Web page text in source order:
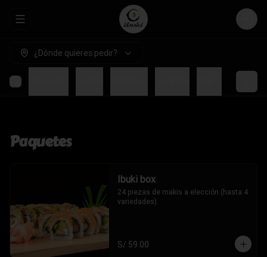
Abrir menu de navegación Login
¿Dónde quieres pedir?
Paquetes
Ibuki box
24 piezas de makis a elección (hasta 4
variedades).
S/ 59.00